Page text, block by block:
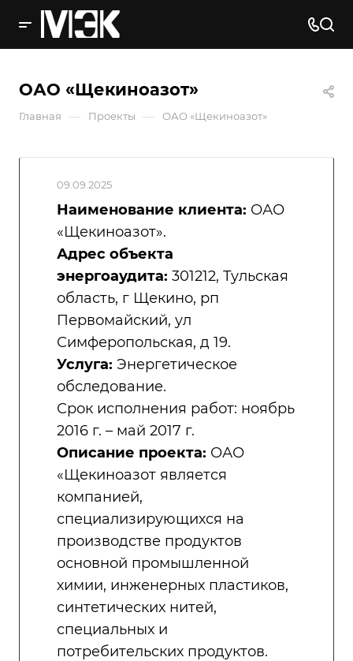
ОАО «Щекиноазот»
Главная — Проекты — ОАО «Щекиноазот»
09.09.2025
Наименование клиента: ОАО
«Щекиноазот».
Адрес объекта
энергоаудита: 301212, Тульская
область, г Щекино, рп
Первомайский, ул
Симферопольская, д 19.
Услуга: Энергетическое
обследование.
Срок исполнения работ: ноябрь
2016 г. – май 2017 г.
Описание проекта: ОАО
«Щекиноазот является
компанией,
специализирующихся на
производстве продуктов
основной промышленной
химии, инженерных пластиков,
синтетических нитей,
специальных и
потребительских продуктов.